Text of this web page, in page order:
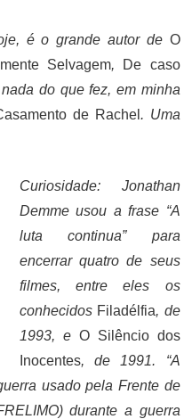
é o grande autor de O
Selvagem, De caso
do que fez, em minha
de Rachel . Uma
Curiosidade: Jonathan
Demme usou a frase “A
luta continua” para
encerrar quatro de seus
filmes, entre eles os
conhecidos Filadélfia, de
1993, e O Silêncio dos
Inocentes, de 1991. “A
usado pela Frente de
durante a guerra